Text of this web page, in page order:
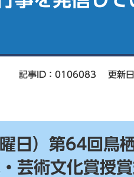
記事ID：0106083 更新
日）第64回鳥
芸術文化賞授